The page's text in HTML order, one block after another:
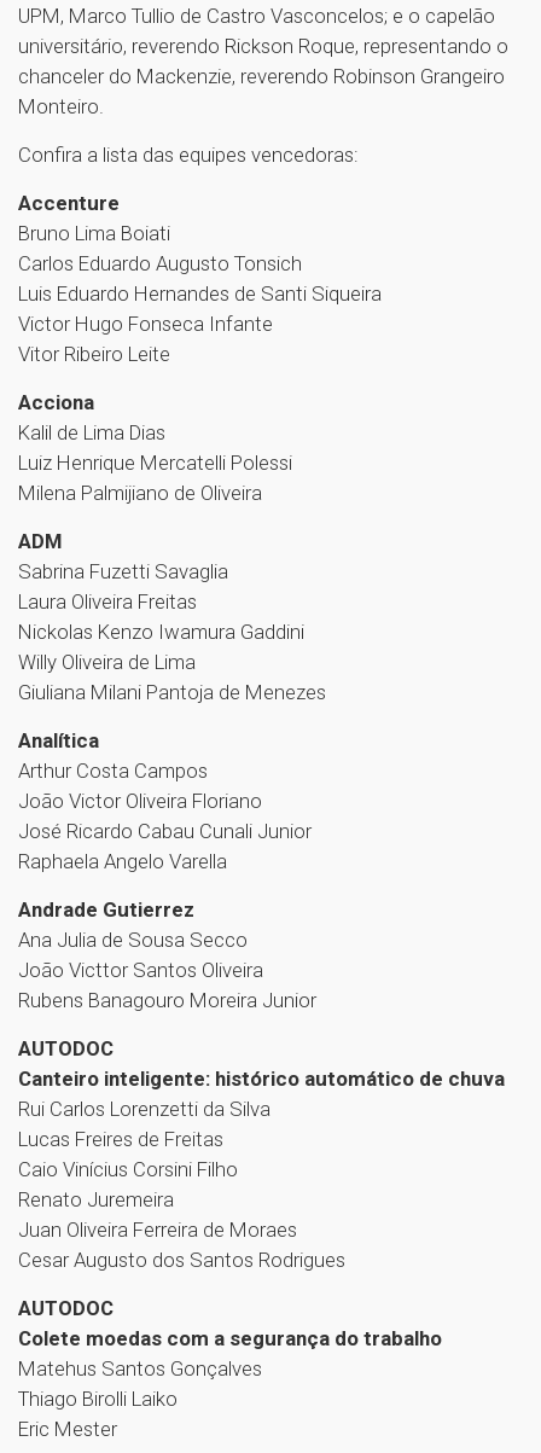
UPM, Marco Tullio de Castro Vasconcelos; e o capelão
universitário, reverendo Rickson Roque, representando o
chanceler do Mackenzie, reverendo Robinson Grangeiro
Monteiro.
Confira a lista das equipes vencedoras:
Accenture
Bruno Lima Boiati
Carlos Eduardo Augusto Tonsich
Luis Eduardo Hernandes de Santi Siqueira
Victor Hugo Fonseca Infante
Vitor Ribeiro Leite
Acciona
Kalil de Lima Dias
Luiz Henrique Mercatelli Polessi
Milena Palmijiano de Oliveira
ADM
Sabrina Fuzetti Savaglia
Laura Oliveira Freitas
Nickolas Kenzo Iwamura Gaddini
Willy Oliveira de Lima
Giuliana Milani Pantoja de Menezes
Analítica
Arthur Costa Campos
João Victor Oliveira Floriano
José Ricardo Cabau Cunali Junior
Raphaela Angelo Varella
Andrade Gutierrez
Ana Julia de Sousa Secco
João Victtor Santos Oliveira
Rubens Banagouro Moreira Junior
AUTODOC
Canteiro inteligente: histórico automático de chuva
Rui Carlos Lorenzetti da Silva
Lucas Freires de Freitas
Caio Vinícius Corsini Filho
Renato Juremeira
Juan Oliveira Ferreira de Moraes
Cesar Augusto dos Santos Rodrigues
AUTODOC
Colete moedas com a segurança do trabalho
Matehus Santos Gonçalves
Thiago Birolli Laiko
Eric Mester